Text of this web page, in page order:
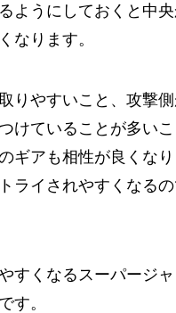
ようにしておくと中
なります。
りやすいこと、攻撃
けていることが多い
ギアも相性が良くな
ライされやすくなる
すくなるスーパージ
す。